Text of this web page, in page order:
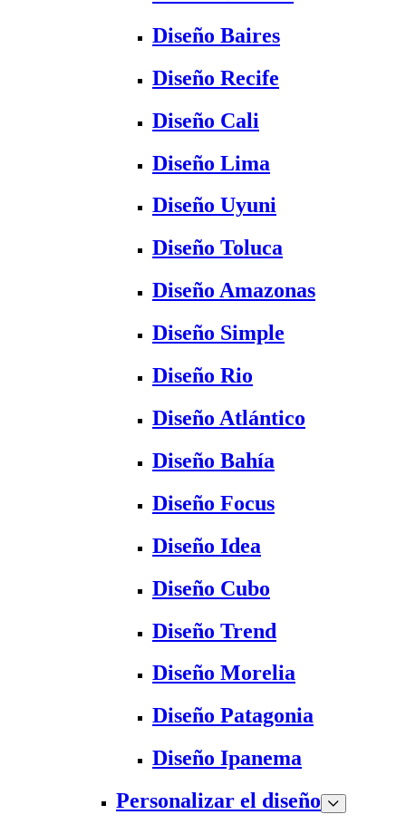
Diseño Baires
Diseño Recife
Diseño Cali
Diseño Lima
Diseño Uyuni
Diseño Toluca
Diseño Amazonas
Diseño Simple
Diseño Rio
Diseño Atlántico
Diseño Bahía
Diseño Focus
Diseño Idea
Diseño Cubo
Diseño Trend
Diseño Morelia
Diseño Patagonia
Diseño Ipanema
Personalizar el diseño